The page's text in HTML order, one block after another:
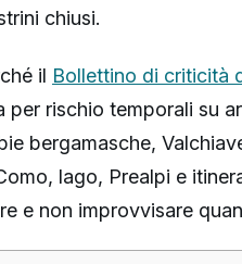
chiusi.
il Bollettino di criticità
per rischio temporali su
bergamasche,
lago, Prealpi e
e non improvvisare